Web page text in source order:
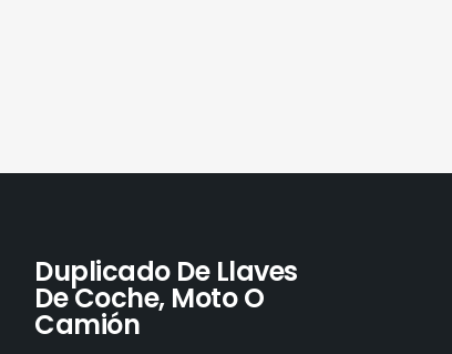
Duplicado De Llaves
De Coche, Moto O
Camión